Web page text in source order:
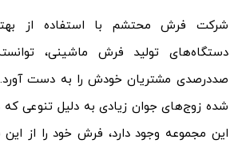
شرکت فرش محتشم با استفاده از
دستگاه‌های تولید فرش ماشینی،
صددرصدی مشتریان خودش را به دست
شده زوج‌های جوان زیادی به دلیل تنوعی
این مجموعه وجود دارد، فرش خود را از این